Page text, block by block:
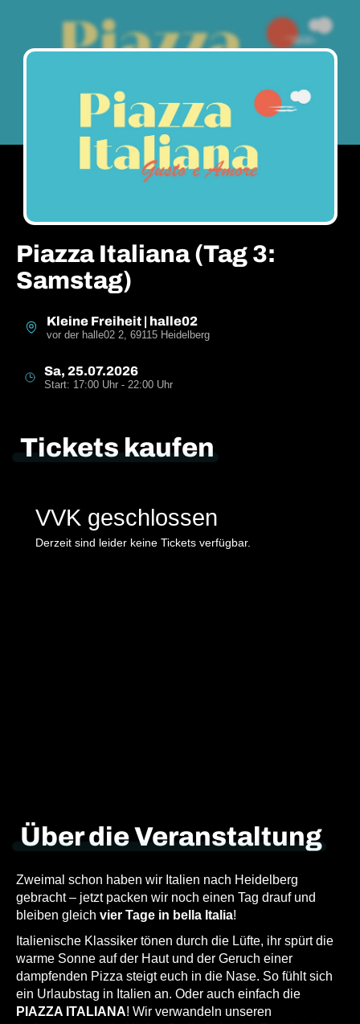
Piazza Italiana (Tag 3:
Samstag)
Kleine Freiheit | halle02
vor der halle02 2, 69115 Heidelberg
Sa, 25.07.2026
Start: 17:00 Uhr - 22:00 Uhr
Tickets kaufen
VVK geschlossen
Derzeit sind leider keine Tickets verfügbar.
Über die Veranstaltung
Zweimal schon haben wir Italien nach Heidelberg
gebracht – jetzt packen wir noch einen Tag drauf und
bleiben gleich vier Tage in bella Italia!
Italienische Klassiker tönen durch die Lüfte, ihr spürt die
warme Sonne auf der Haut und der Geruch einer
dampfenden Pizza steigt euch in die Nase. So fühlt sich
ein Urlaubstag in Italien an. Oder auch einfach die
PIAZZA ITALIANA! Wir verwandeln unseren